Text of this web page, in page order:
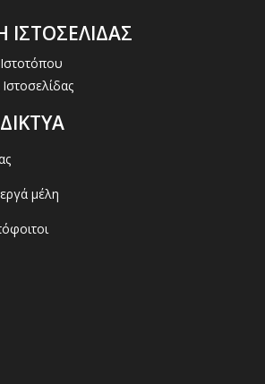
ΙΣΤΟΣΕΛΙΔΑΣ
μέλη